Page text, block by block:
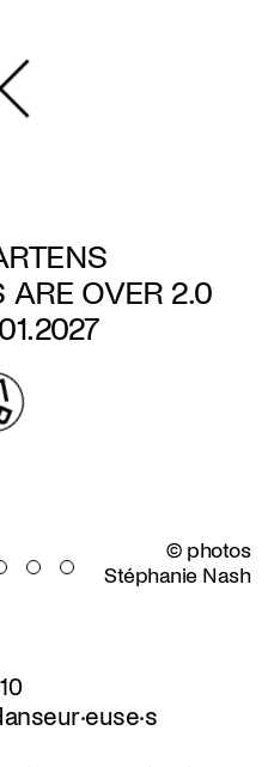
ARE OVER 2.0
© photos
Stéphanie Nash